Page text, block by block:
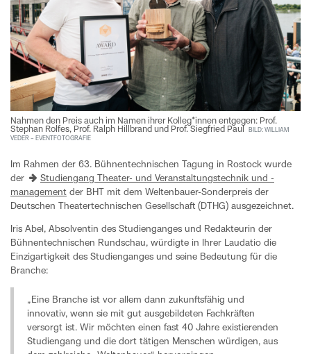
Nahmen den Preis auch im Namen ihrer Kolleg*innen entgegen: Prof.
Stephan Rolfes, Prof. Ralph Hillbrand und Prof. Siegfried Paul
BILD: WILLIAM
VEDER – EVENTFOTOGRAFIE
Im Rahmen der 63. Bühnentechnischen Tagung in Rostock wurde
der
Studiengang Theater- und Veranstaltungstechnik und -
management der BHT mit dem Weltenbauer-Sonderpreis der
Deutschen Theatertechnischen Gesellschaft (DTHG) ausgezeichnet.
Iris Abel, Absolventin des Studienganges und Redakteurin der
Bühnentechnischen Rundschau, würdigte in Ihrer Laudatio die
Einzigartigkeit des Studienganges und seine Bedeutung für die
Branche:
„Eine Branche ist vor allem dann zukunftsfähig und
innovativ, wenn sie mit gut ausgebildeten Fachkräften
versorgt ist. Wir möchten einen fast 40 Jahre existierenden
Studiengang und die dort tätigen Menschen würdigen, aus